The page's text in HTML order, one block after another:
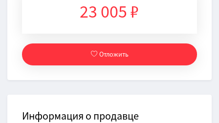
23 005 ₽
Отложить
Информация о продавце